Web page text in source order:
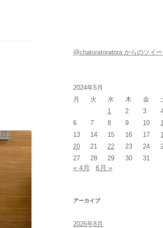
@chatoratoratora からのツイー
2024年5月
月
火 水 木 金
1
2 3
6
7 8 9 10
13
14 15 16 17
20
21 22 23 24
27
28 29 30 31
« 4月 6月 »
アーカイブ
2026年8月